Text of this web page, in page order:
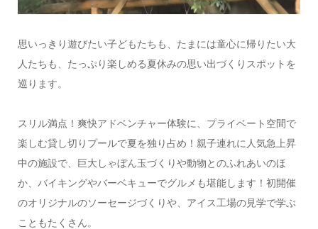
思いっきり遊びたい子どもたちも、たまには童心に帰りたい大
人たちも、たっぷり楽しめる夏休みの思い出づくりスポットを
巡ります。
スリル満点！爽快アドベンチャー体験に、プライベート空間で
楽しむ貸し切りプールで夏を独り占め！親子連れに人気急上昇
中の施設で、巨大しゃぼん玉づくりや動物とのふれあいのほ
か、バイキングやバーベキューでグルメも堪能します！初開催
のオリジナルのソーセージづくりや、アイス工場の見学で学ぶ
こともたくさん。